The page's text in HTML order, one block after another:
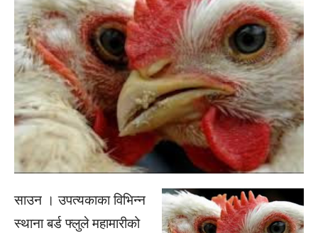
साउन । उपत्यकाका विभिन्न
स्थाना बर्ड फ्लुले महामारीको